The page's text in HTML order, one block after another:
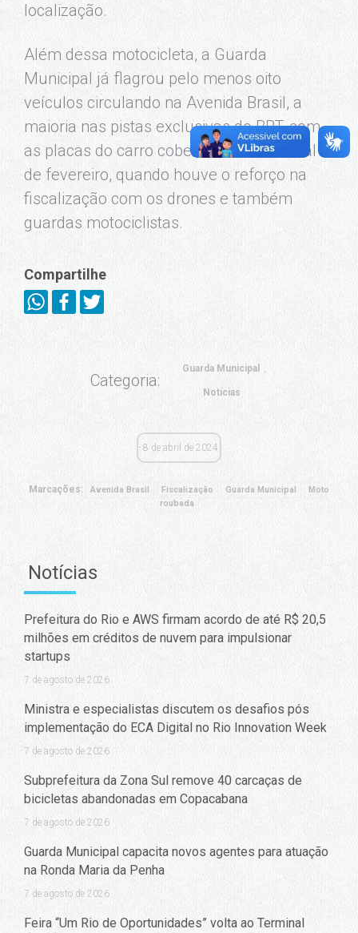
localização.
Além dessa motocicleta, a Guarda
Municipal já flagrou pelo menos oito
veículos circulando na Avenida Brasil, a
maioria nas pistas exclusivas do BRT, com
as placas do carro cobertas, desde o final
de fevereiro, quando houve o reforço na
fiscalização com os drones e também
guardas motociclistas.
Compartilhe
Categoria:
Guarda Municipal
Notícias
8 de abril de 2024
Marcações: Avenida Brasil Fiscalização Guarda Municipal
Moto
roubada
Notícias
Prefeitura do Rio e AWS firmam acordo de até R$ 20,5
milhões em créditos de nuvem para impulsionar
startups
7 de agosto de 2026
Ministra e especialistas discutem os desafios pós
implementação do ECA Digital no Rio Innovation Week
7 de agosto de 2026
Subprefeitura da Zona Sul remove 40 carcaças de
bicicletas abandonadas em Copacabana
7 de agosto de 2026
Guarda Municipal capacita novos agentes para atuação
na Ronda Maria da Penha
7 de agosto de 2026
Feira “Um Rio de Oportunidades” volta ao Terminal